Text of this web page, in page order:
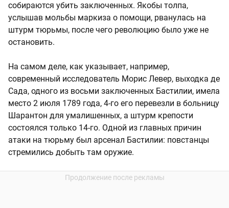
собираются убить заключенных. Якобы толпа,
услышав мольбы маркиза о помощи, рванулась на
штурм тюрьмы, после чего революцию было уже не
остановить.
На самом деле, как указывает, например,
современный исследователь Морис Левер, выходка де
Сада, одного из восьми заключенных Бастилии, имела
место 2 июля 1789 года, 4-го его перевезли в больницу
Шарантон для умалишенных, а штурм крепости
состоялся только 14-го. Одной из главных причин
атаки на тюрьму был арсенал Бастилии: повстанцы
стремились добыть там оружие.